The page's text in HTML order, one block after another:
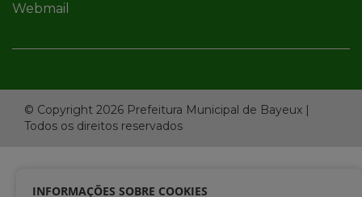
Webmail
© Copyright 2026 Prefeitura Municipal de Bayeux |
Todos os direitos reservados
INFORMAÇÕES SOBRE COOKIES